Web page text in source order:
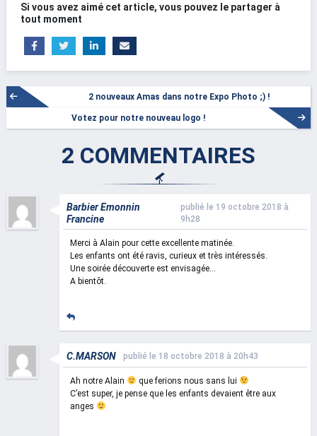
Si vous avez aimé cet article, vous pouvez le partager à
tout moment
2 nouveaux Amas dans notre Expo Photo ;) !
Votez pour notre nouveau logo !
2 COMMENTAIRES
Barbier Emonnin
Francine
publié le 19 octobre 2018 à
9h28
Merci à Alain pour cette excellente matinée.
Les enfants ont été ravis, curieux et très intéressés.
Une soirée découverte est envisagée…
A bientôt.
C.MARSON publié le 18 octobre 2018 à 20h43
Ah notre Alain
que ferions nous sans lui
C’est super, je pense que les enfants devaient être aux
anges